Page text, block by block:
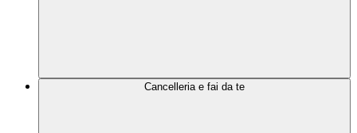
Cancelleria e fai da te